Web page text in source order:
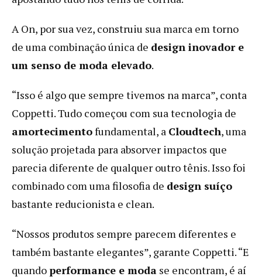
A On, por sua vez, construiu sua marca em torno
de uma combinação única de design inovador e
um senso de moda elevado.
“Isso é algo que sempre tivemos na marca”, conta
Coppetti. Tudo começou com sua tecnologia de
amortecimentofundamental, a Cloudtech, uma
solução projetada para absorver impactos que
parecia diferente de qualquer outro tênis. Isso foi
combinado com uma filosofia de design suíço
bastante reducionista e clean.
“Nossos produtos sempre parecem diferentes e
também bastante elegantes”, garante Coppetti. “E
quando performance e moda se encontram, é aí